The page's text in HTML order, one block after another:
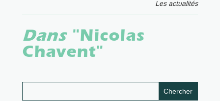
Les actualités
Dans"Nicolas
Chavent"